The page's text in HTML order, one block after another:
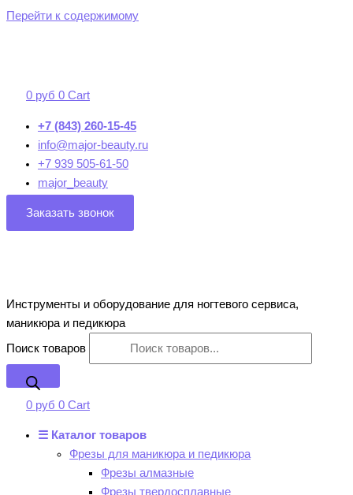
Перейти к содержимому
0 руб 0 Cart
+7 (843) 260-15-45
info@major-beauty.ru
+7 939 505-61-50
major_beauty
Заказать звонок
Инструменты и оборудование для ногтевого сервиса,
маникюра и педикюра
Поиск товаров
0 руб 0 Cart
☰ Каталог товаров
Фрезы для маникюра и педикюра
Фрезы алмазные
Фрезы твердосплавные